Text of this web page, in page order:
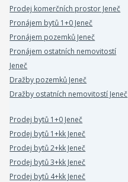
Prodej komerčních prostor Jeneč
Pronájem bytů 1+0 Jeneč
Pronájem pozemků Jeneč
Pronájem ostatních nemovitostí
Jeneč
Dražby pozemků Jeneč
Dražby ostatních nemovitostí Jeneč
Prodej bytů 1+0 Jeneč
Prodej bytů 1+kk Jeneč
Prodej bytů 2+kk Jeneč
Prodej bytů 3+kk Jeneč
Prodej bytů 4+kk Jeneč